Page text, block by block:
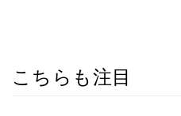
こちらも注目